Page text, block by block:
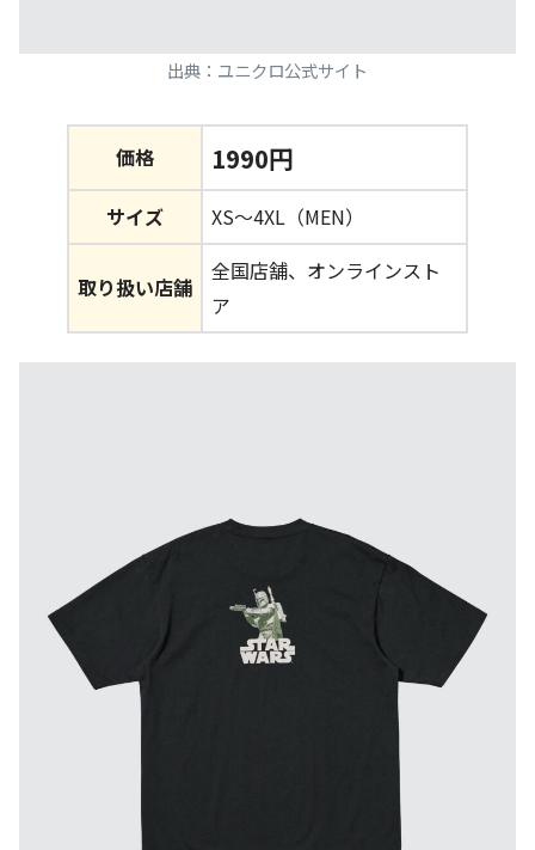
出典：ユニクロ公式サイト
価格 1990円
サイズ XS～4XL（MEN）
取り扱い店舗
全国店舗、オンラインスト
ア